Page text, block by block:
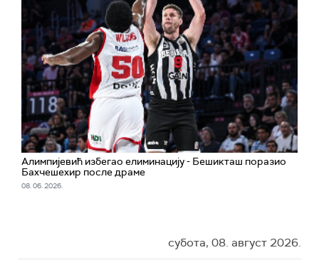
Алимпијевић избегао елиминацију - Бешикташ поразио
Бахчешехир после драме
08. 06. 2026.
субота, 08. август 2026.